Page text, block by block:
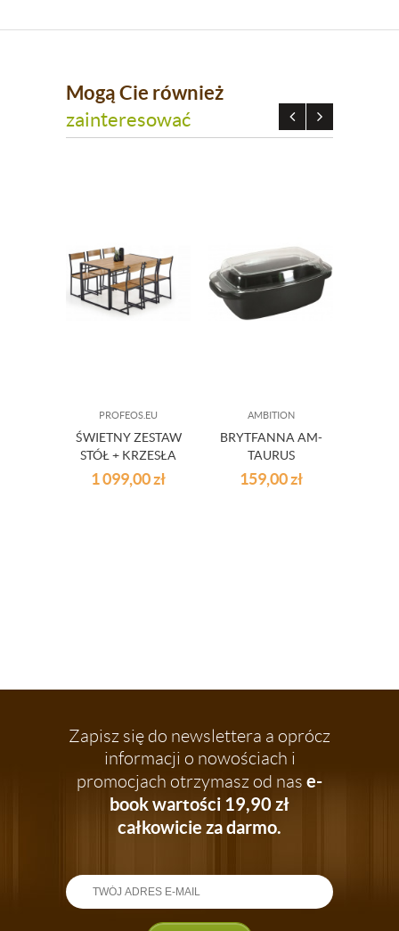
Mogą Cie również
zainteresować
PROFEOS.EU
ŚWIETNY ZESTAW
STÓŁ + KRZESŁA
BELLA
1 099,00zł
AMBITION
BRYTFANNA AM-
TAURUS
159,00zł
Zapisz się do newslettera a oprócz
informacji o nowościach i
promocjach otrzymasz od nas e-
book wartości 19,90 zł
całkowicie za darmo.